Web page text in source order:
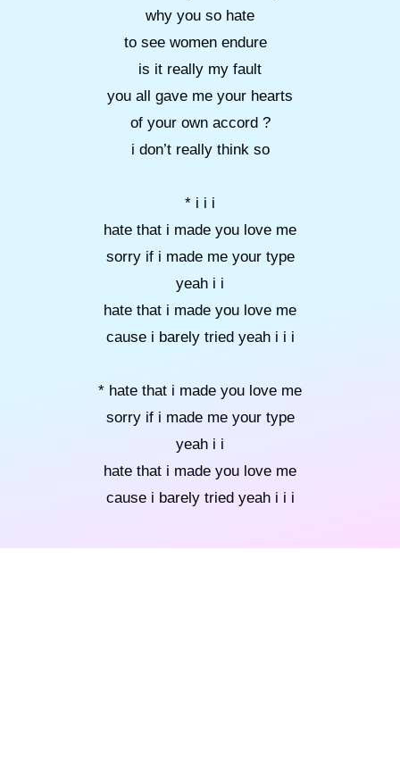
why you so hate
to see women endure
is it really my fault
you all gave me your hearts
of your own accord ?
i don’t really think so
* i i i
hate that i made you love me
sorry if i made me your type
yeah i i
hate that i made you love me
cause i barely tried yeah i i i
* hate that i made you love me
sorry if i made me your type
yeah i i
hate that i made you love me
cause i barely tried yeah i i i